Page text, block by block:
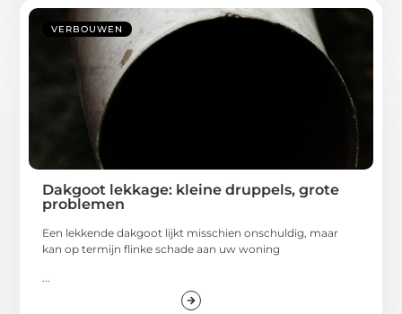
VERBOUWEN
Dakgoot lekkage: kleine druppels, grote
problemen
Een lekkende dakgoot lijkt misschien onschuldig, maar
kan op termijn flinke schade aan uw woning
...